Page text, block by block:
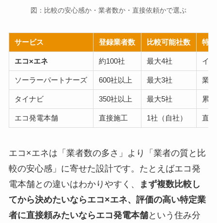
図：比較の安心感か・業者数か・直接依頼かで選ぶ
サービス 登録業者数 比較可能社数 特徴
エコ×エネ 約100社 最大4社 イ
ソーラーパートナーズ 600社以上 最大3社 業
タイナビ 350社以上 最大5社 累
エコ発電本舗 直接施工 1社（自社） 直
エコ×エネは「業者数の多さ」より「業者の質と比
較の安心感」に寄せた設計です。たとえばエコ発
電本舗との違いはわかりやすく、
まず複数比較し
てから決めたいならエコ×エネ、評価の高い特定業
者に直接頼みたいならエコ発電本舗という住み分